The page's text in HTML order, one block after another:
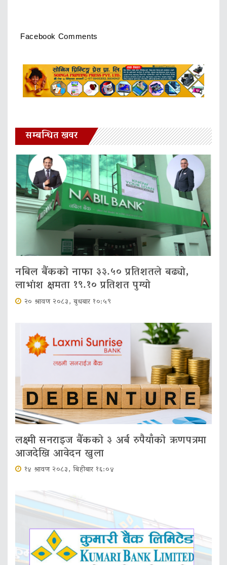
Facebook Comments
सम्बन्धित खवर
नबिल बैंकको नाफा ३३.५० प्रतिशतले बढ्यो,
लाभांश क्षमता १९.१० प्रतिशत पुग्यो
२० श्रावण २०८३, बुधबार १०:५९
लक्ष्मी सनराइज बैंकको ३ अर्ब रुपैयाँको ऋणपत्रमा
आजदेखि आवेदन खुला
१४ श्रावण २०८३, बिहीबार १६:०४